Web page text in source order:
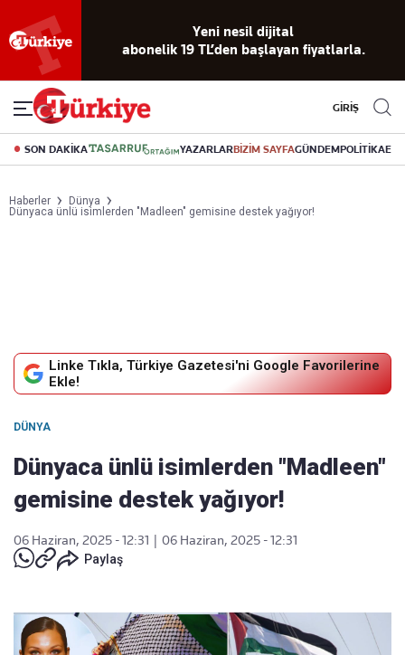
Yeni nesil dijital
abonelik 19 TL’den başlayan fiyatlarla.
GİRİŞ
SON DAKİKA YAZARLARBİZİM SAYFAGÜNDEMPOLİTİKA
Haberler
Dünya
Dünyaca ünlü isimlerden "Madleen" gemisine destek yağıyor!
Linke Tıkla, Türkiye Gazetesi'ni Google Favorilerine
Ekle!
DÜNYA
Dünyaca ünlü isimlerden "Madleen"
gemisine destek yağıyor!
06 Haziran, 2025 - 12:31
06 Haziran, 2025 - 12:31
Paylaş